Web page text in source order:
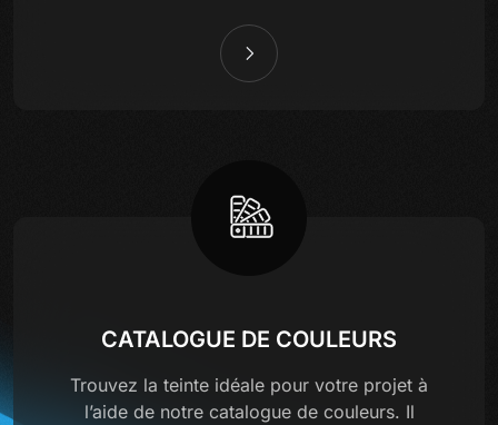
CATALOGUE DE COULEURS
Trouvez la teinte idéale pour votre projet à
l’aide de notre catalogue de couleurs. Il